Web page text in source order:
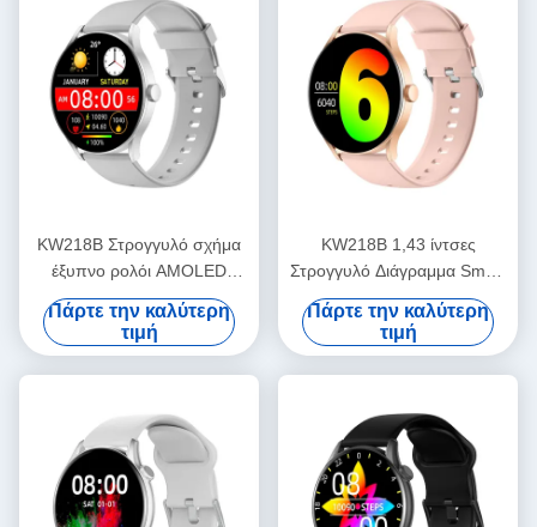
KW218B Στρογγυλό σχήμα
έξυπνο ρολόι AMOLED
οθόνη κομψό smartwatch
γυναικεία
Πάρτε την καλύτερη
τιμή
KW218B 1,43 ίντσες
Στρογγυλό Διάγραμμα Smart
Watch Amoled Δείκτης
Στυλάτο γυναικείο
Smartwatch
Πάρτε την καλύτερη
τιμή